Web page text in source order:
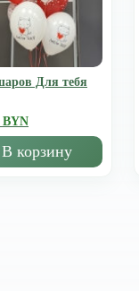
Для тебя
BYN
В корзину